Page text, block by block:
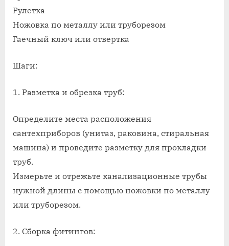
Рулетка
Ножовка по металлу или труборезом
Гаечный ключ или отвертка
Шаги:
1. Разметка и обрезка труб:
Определите места расположения
сантехприборов (унитаз, раковина, стиральная
машина) и проведите разметку для прокладки
труб.
Измерьте и отрежьте канализационные трубы
нужной длины с помощью ножовки по металлу
или труборезом.
2. Сборка фитингов: